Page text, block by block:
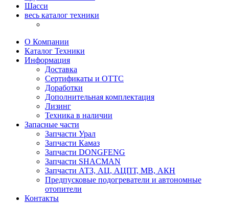
Шасси
весь каталог техники
О Компании
Каталог Техники
Информация
Доставка
Сертификаты и ОТТС
Доработки
Дополнительная комплектация
Лизинг
Техника в наличии
Запасные части
Запчасти Урал
Запчасти Камаз
Запчасти DONGFENG
Запчасти SHACMAN
Запчасти АТЗ, АЦ, АЦПТ, МВ, АКН
Предпусковые подогреватели и автономные
отопители
Контакты